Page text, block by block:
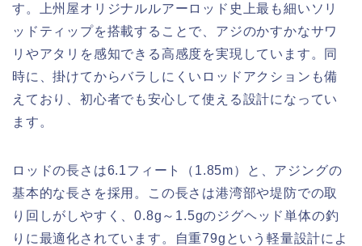
す。上州屋オリジナルルアーロッド史上最も細いソリ
ッドティップを搭載することで、アジのかすかなサワ
リやアタリを感知できる高感度を実現しています。同
時に、掛けてからバラしにくいロッドアクションも備
えており、初心者でも安心して使える設計になってい
ます。
ロッドの長さは6.1フィート（1.85m）と、アジングの
基本的な長さを採用。この長さは港湾部や堤防での取
り回しがしやすく、0.8g～1.5gのジグヘッド単体の釣
りに最適化されています。自重79gという軽量設計によ